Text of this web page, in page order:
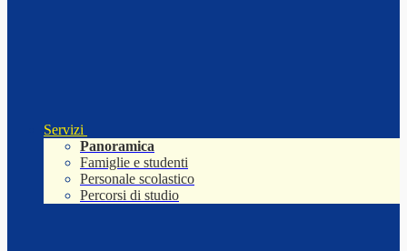
Servizi
Panoramica
Famiglie e studenti
Personale scolastico
Percorsi di studio